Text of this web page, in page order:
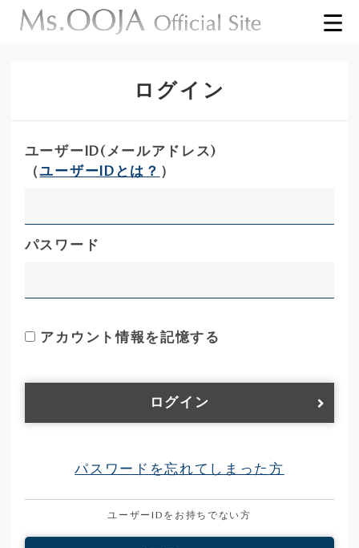
ログイン
ユーザーID(メールアドレス)
（ユーザーIDとは？ ）
パスワード
アカウント情報を記憶する
ログイン
パスワードを忘れてしまった方
ユーザーIDをお持ちでない方